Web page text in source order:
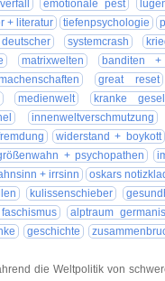
emotionale pest
+ literatur tiefenpsychologie
systemcrash
matrixwelten
banditen
great reset
medienwelt
kranke
innenweltverschmutzung
widerstand + boykott
+ psychopathen
+ irrsinn
oskars
kulissenschieber
alptraum
geschichte
die Weltpolitik von